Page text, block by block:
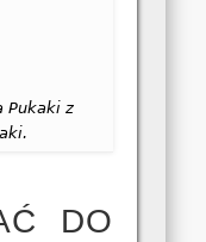
Pukaki z
DO